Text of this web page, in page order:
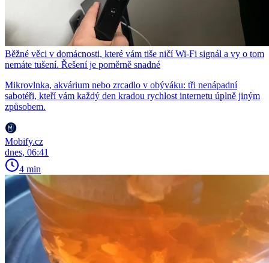
Běžné věci v domácnosti, které vám tiše ničí Wi-Fi signál a vy o tom
nemáte tušení. Řešení je poměrně snadné
Mikrovlnka, akvárium nebo zrcadlo v obýváku: tři nenápadní
sabotéři, kteří vám každý den kradou rychlost internetu úplně jiným
způsobem.
Mobify.cz
dnes, 06:41
4 min